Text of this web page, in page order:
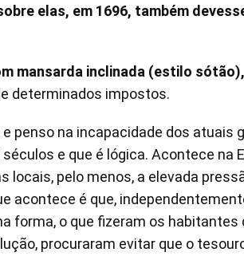
elas, em 1696, também
mansarda inclinada (estilo sótão),
determinados impostos.
penso na incapacidade dos atuais
e que é lógica. Acontece na
locais, pelo menos, a elevada
acontece é que,
forma, o que fizeram os habitantes
procuraram evitar que o